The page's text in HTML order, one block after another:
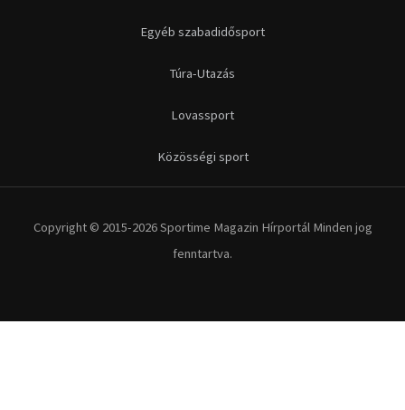
Egyéb szabadidősport
Túra-Utazás
Lovassport
Közösségi sport
Copyright © 2015-2026 Sportime Magazin Hírportál Minden jog
fenntartva.